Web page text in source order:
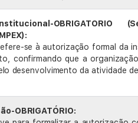
OBRIGATORIO
se à autorização formal da
confirmando que a
desenvolvimento da atividade
OBRIGATÓRIO: